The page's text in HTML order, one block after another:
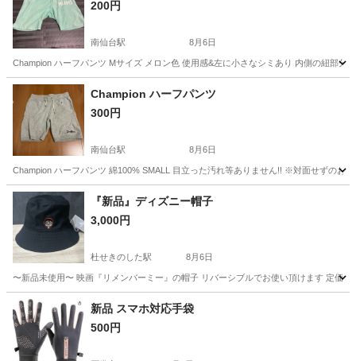
200円
南仙台駅 8月6日
Champion ハーフパンツ Mサイズ メロン色 使用感&左に小さなシミあり 内側の紐部
宮城 仙台市
Champion ハーフパンツ
300円
南仙台駅 8月6日
Champion ハーフパンツ 綿100% SMALL 目立った汚れ等ありません!! ※対面せずの
宮城 仙台市 南仙台駅 ボトムス ハーフパンツ
『新品』ディズニー帽子
3,000円
杜せきのした駅 8月6日
〜新品未使用〜 映画『リメンバーミー』の帽子 リバーシブルでお使い頂けます 定価
宮城 名取市 杜せきのした駅 小物
新品 スマホ対応手袋
500円